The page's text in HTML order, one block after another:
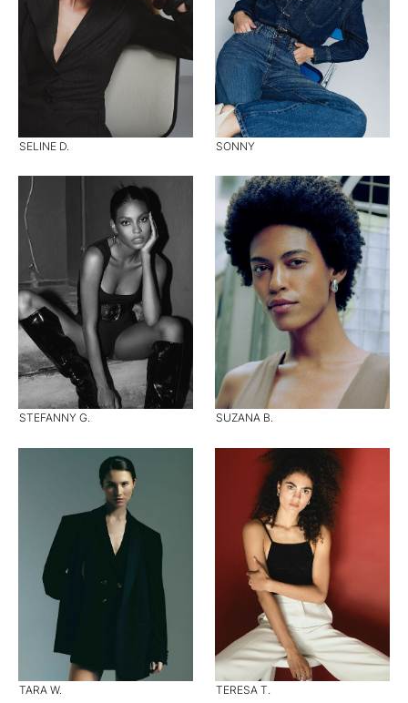
SELINE D. SONNY
STEFANNY G. SUZANA B.
TARA W. TERESA T.